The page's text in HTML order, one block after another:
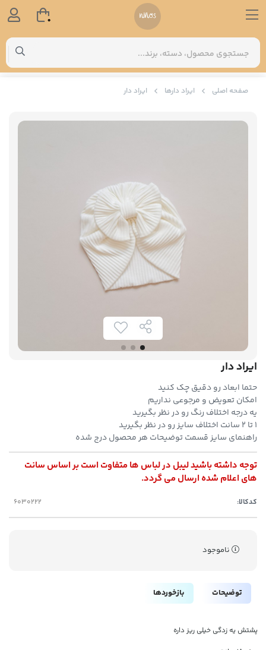
صفحه اصلی ایراد دارها ایراد دار
ایراد دار
حتما ابعاد رو دقیق چک کنید
امکان تعویض و مرجوعی نداریم
یه درجه اختلاف رنگ رو در نظر بگیرید
۱ تا ۲ سانت اختلاف سایز رو در نظر بگیرید
راهنمای سایز قسمت توضیحات هر محصول درج شده
توجه داشته باشید لیبل در لباس ها متفاوت است بر اساس سانت
های اعلام شده ارسال می گردد.
کدکالا:
ناموجود
توضیحات بازخوردها
پشتش یه زدگی خیلی ریز داره
0